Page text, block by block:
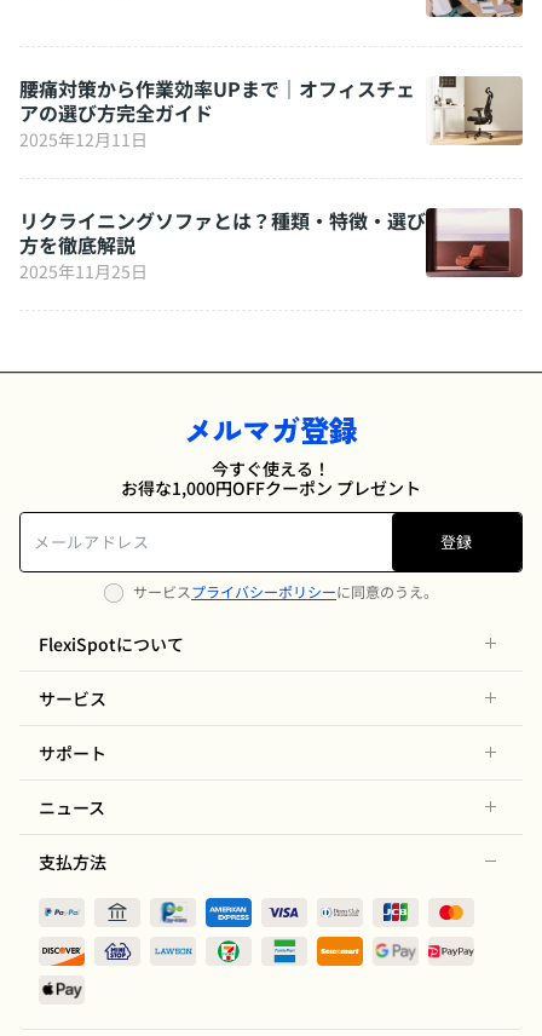
腰痛対策から作業効率UPまで｜オフィスチェ
アの選び方完全ガイド
2025年12月11日
リクライニングソファとは？種類・特徴・選び
方を徹底解説
2025年11月25日
メルマガ登録
今すぐ使える！
お得な1,000円OFFクーポン プレゼント
登録
サービスプライバシーポリシーに同意のうえ。
FlexiSpotについて
サービス
サポート
ニュース
支払方法